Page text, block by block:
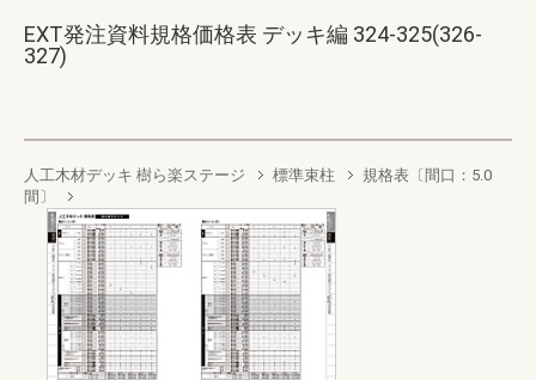
EXT発注資料規格価格表 デッキ編 324-325(326-
327)
人工木材デッキ 樹ら楽ステージ 標準束柱
規格表〔間口：5.0
間〕